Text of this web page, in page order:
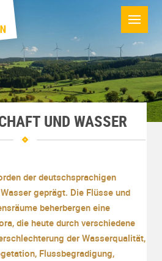
UND WASSER
der deutschsprachigen
geprägt. Die Flüsse und
beherbergen eine
die heute durch verschiedene
der Wasserqualität,
Flussbegradigung,